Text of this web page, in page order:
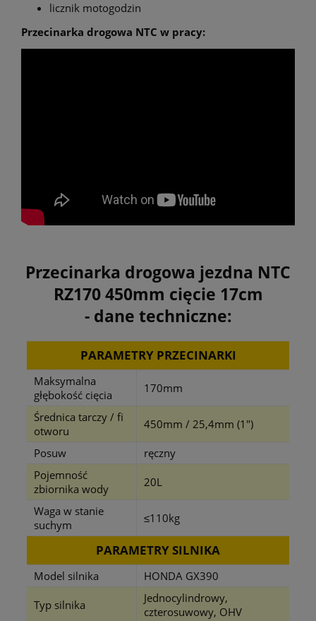
licznik motogodzin
Przecinarka drogowa NTC w pracy:
Przecinarka drogowa jezdna NTC
RZ170 450mm cięcie 17cm
- dane techniczne:
PARAMETRY PRZECINARKI
Maksymalna
głębokość cięcia
170mm
Średnica tarczy / fi
otworu
450mm / 25,4mm (1")
Posuw
ręczny
Pojemność
zbiornika wody
20L
Waga w stanie
suchym
≤110kg
PARAMETRY SILNIKA
Model silnika HONDA GX390
Typ silnika
Jednocylindrowy,
czterosuwowy, OHV